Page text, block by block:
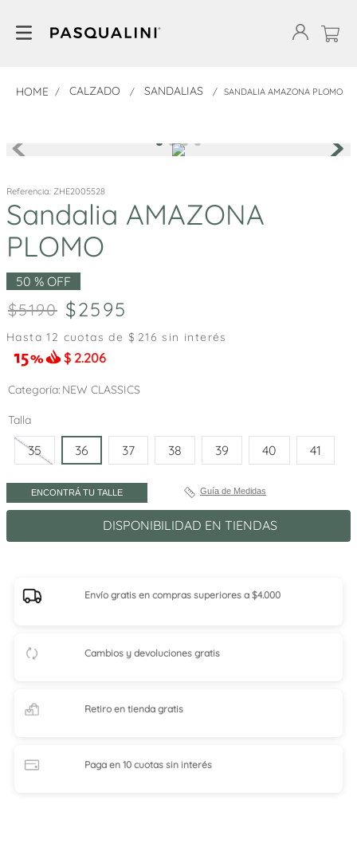
CALZADO SANDALIAS SANDALIA AMAZONA PLOMO
Referencia: ZHE2005528
Sandalia AMAZONA
PLOMO
50 % OFF
5190 2595
Hasta12 cuotas de $ 216 sin interés
$ 2.206
Categoría NEW CLASSICS
Talla
35 36 37 38 39 40 41
ENCONTRÁ TU TALLE Guía de Medidas
DISPONIBILIDAD EN TIENDAS
Envío gratis en compras superiores a $4.000
Cambios y devoluciones gratis
Retiro en tiendagratis
Paga en 10 cuotassin interés